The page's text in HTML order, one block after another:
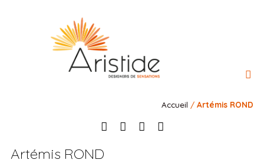
Accueil / Artémis ROND
Artémis ROND